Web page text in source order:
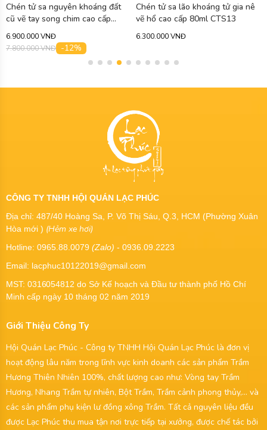
Chén tử sa nguyên khoáng đất
cũ vẽ tay song chim cao cấp
150ml CTS27
6.900.000 VNĐ
7.800.000 VNĐ -12%
Chén tử sa lão khoáng tử gia nê
vẽ hổ cao cấp 80ml CTS13
6.300.000 VNĐ
CÔNG TY TNHH HỘI QUÁN LẠC PHÚC
Địa chỉ: 487/40 Hoàng Sa, P. Võ Thị Sáu, Q.3, HCM (Phường Xuân
Hòa mới ) (Hẻm xe hơi)
Hotline: 0965.88.0079 (Zalo) - 0936.09.2223
Email: lacphuc10122019@gmail.com
MST: 0316054812 do Sở Kế hoạch và Đầu tư thành phố Hồ Chí
Minh cấp ngày 10 tháng 02 năm 2019
Giới Thiệu Công Ty
Hội Quán Lạc Phúc - Công ty TNHH Hội Quán Lạc Phúc là đơn vị
hoạt động lâu năm trong lĩnh vực kinh doanh các sản phẩm Trầm
Hương Thiên Nhiên 100%, chất lượng cao như: Vòng tay Trầm
Hương, Nhang Trầm tự nhiên, Bột Trầm, Trầm cảnh phong thủy,... và
các sản phẩm phụ kiện lư đồng xông Trầm. Tất cả nguyên liệu đều
được Lạc Phúc thu mua tận nơi trực tiếp tại xưởng, được chế tác bởi